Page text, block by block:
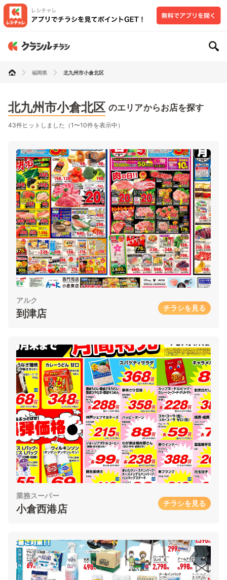
福岡県 北九州市小倉北区
北九州市小倉北区 のエリアからお店を探す
43件ヒットしました（1〜10件を表示中）
アルク
到津店 チラシを見る
業務スーパー
小倉西港店 チラシを見る